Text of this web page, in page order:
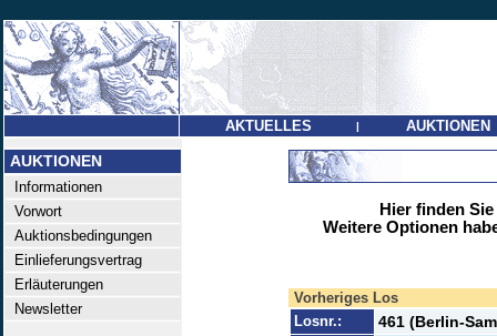
AKTUELLES | AUKTIONEN
AUKTIONEN
Informationen
Vorwort
Auktionsbedingungen
Einlieferungsvertrag
Erläuterungen
Newsletter
Hier finden
Weitere Optionen
Vorheriges Los
Losnr.:
461 (Berlin-